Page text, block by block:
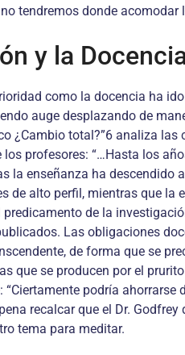
tendremos donde
y la
como la docencia ha
auge desplazando de
¿Cambio total?”6 analiza
los profesores: “…Hasta los
la enseñanza ha
de alto perfil, mientras que la
de la
Las obligaciones
de forma que se
que se producen por el
“Ciertamente podría
recalcar que el Dr.
tema para meditar.